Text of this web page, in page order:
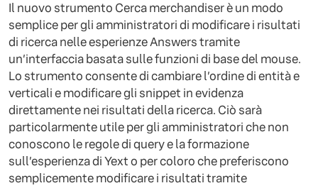
Il nuovo strumento Cerca merchandiser è un modo
semplice per gli amministratori di modificare i risultati
di ricerca nelle esperienze Answers tramite
un’interfaccia basata sulle funzioni di base del mouse.
Lo strumento consente di cambiare l’ordine di entità e
verticali e modificare gli snippet in evidenza
direttamente nei risultati della ricerca. Ciò sarà
particolarmente utile per gli amministratori che non
conoscono le regole di query e la formazione
sull’esperienza di Yext o per coloro che preferiscono
semplicemente modificare i risultati tramite